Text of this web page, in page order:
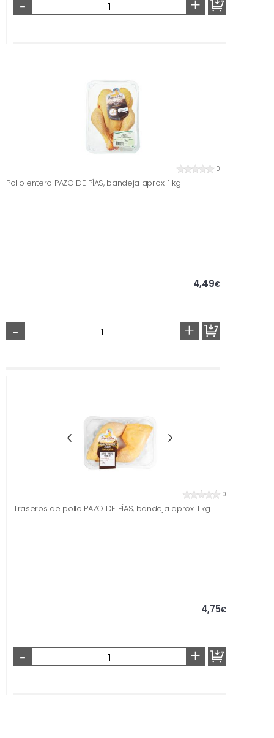
- +
0
Pollo entero PAZO DE PÍAS, bandeja aprox. 1 kg
4,49€
- +
0
Traseros de pollo PAZO DE PÍAS, bandeja aprox. 1 kg
4,75€
- +